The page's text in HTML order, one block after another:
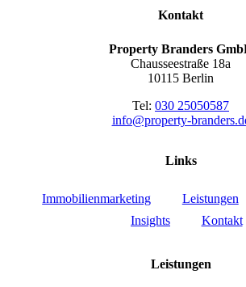
Kontakt
Property Branders
Chausseestraße 18a
10115 Berlin
Tel: 030 25050587
info@property-
Links
Immobilienmarketing Leistungen
Insights
Kontakt
Leistungen